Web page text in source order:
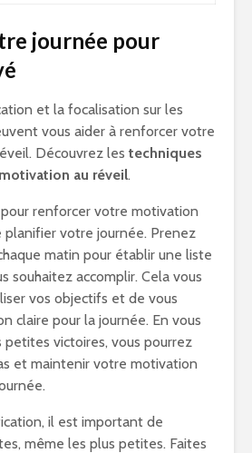
journée pour
et la focalisation sur les
vous aider à renforcer votre
Découvrez les techniques
au réveil.
renforcer votre motivation
votre journée. Prenez
matin pour établir une liste
souhaitez accomplir. Cela vous
vos objectifs et de vous
claire pour la journée. En vous
victoires, vous pourrez
et maintenir votre motivation
il est important de
même les plus petites. Faites